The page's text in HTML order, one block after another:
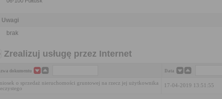
Uwagi
brak
Zrealizuj usługę przez Internet
dokumentu Data
o sprzedaż nieruchomości gruntowej na rzecz jej użytkownika
17-04-2019 13:51:55